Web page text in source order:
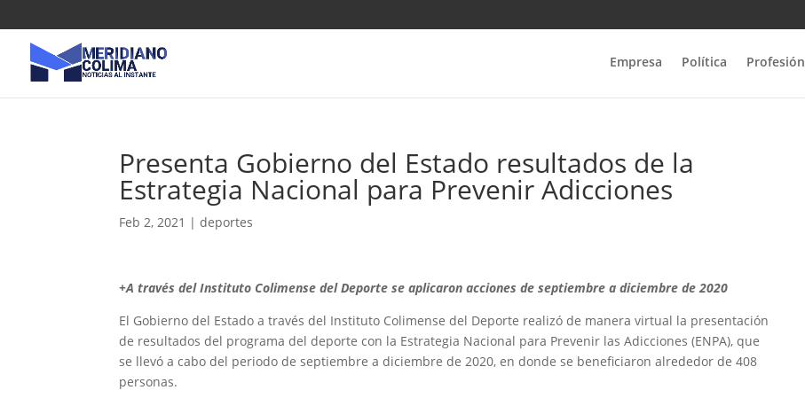
Empresa Política Profesión
Presenta Gobierno del Estado resultados de la
Estrategia Nacional para Prevenir Adicciones
Feb 2, 2021 |deportes
+A través del Instituto Colimense del Deporte se aplicaron acciones de septiembre a diciembre de 2020
El Gobierno del Estado a través del Instituto Colimense del Deporte realizó de manera virtual la presentación
de resultados del programa del deporte con la Estrategia Nacional para Prevenir las Adicciones (ENPA), que
se llevó a cabo del periodo de septiembre a diciembre de 2020, en donde se beneficiaron alrededor de 408
personas.